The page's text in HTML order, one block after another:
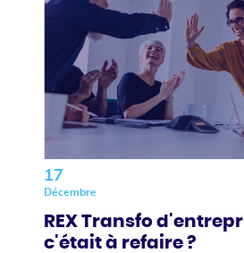
17
Décembre
REX Transfo
c'était à refaire ?